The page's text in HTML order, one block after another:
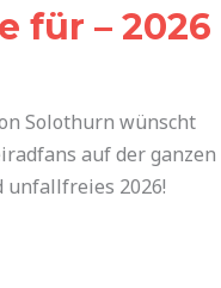
für – 2026
Solothurn wünscht
auf der ganzen
unfallfreies 2026!